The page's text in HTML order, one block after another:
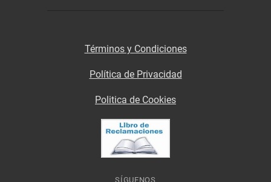
Términos y Condiciones
Política de Privacidad
Politica de Cookies
SÍGUENOS